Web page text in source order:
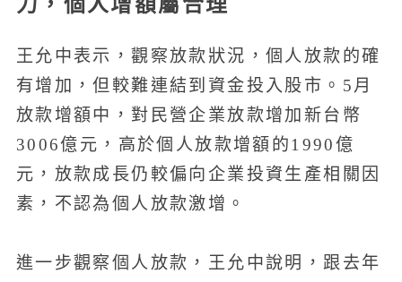
王允中表示，觀察放款狀況，個人放款的確
有增加，但較難連結到資金投入股市。5月
放款增額中，對民營企業放款增加新台幣
3006億元，高於個人放款增額的1990億
元，放款成長仍較偏向企業投資生產相關因
素，不認為個人放款激增。
進一步觀察個人放款，王允中說明，跟去年